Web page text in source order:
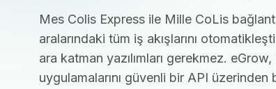
Mes Colis Express ile Mille CoLis
aralarındaki tüm iş akışlarını
ara katman yazılımları gerekmez.
uygulamalarını güvenli bir API